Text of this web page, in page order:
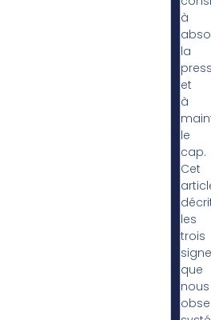
à
la
et
à
le
cap.
Cet
les
trois
que
nous